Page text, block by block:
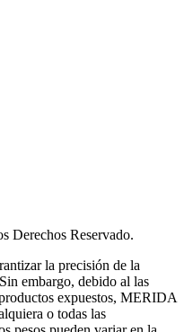
Reservado.
la precisión de la
embargo, debido al las
expuestos, MERIDA
o todas las